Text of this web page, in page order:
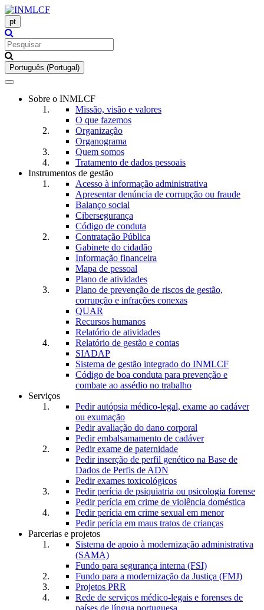
pt
Português (Portugal)
Toggle
navigationSobre o INMLCF
Missão, visão e valores
O que fazemos
Organização
Organograma
Quem somos
Tratamento de dados pessoais
Instrumentos de gestão
Acesso à informação administrativa
Apresentar denúncia de corrupção ou fraude
Balanço social
Cibersegurança
Código de conduta
Contratação Pública
Gabinete do cidadão
Informação financeira
Mapa de pessoal
Plano de atividades
Plano de prevenção de riscos de gestão,
corrupção e infrações conexas
QUAR
Recursos humanos
Relatório de atividades
Relatório de gestão e contas
SIADAP
Sistema de gestão integrado do INMLCF
Código de boa conduta para prevenção e
combate ao assédio no trabalho
Serviços
Pedir autópsia médico-legal, exame ao cadáver
ou exumação
Pedir avaliação do dano corporal
Pedir embalsamamento de cadáver
Pedir exame de paternidade
Pedir inserção de perfil genético na Base de
Dados de Perfis de ADN
Pedir exames toxicológicos
Pedir perícia de psiquiatria ou psicologia forense
Pedir perícia em crime de violência doméstica
Pedir perícia em crime sexual em menor
Pedir perícia em maus tratos de crianças
Parcerias e projetos
Sistema de apoio à modernização administrativa
(SAMA)
Fundo para segurança interna (FSI)
Fundo para a modernização da Justiça (FMJ)
Projetos PRR
Rede de serviços médico-legais e forenses de
países de língua portuguesa